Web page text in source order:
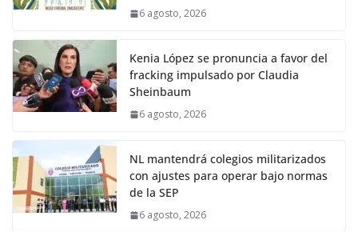
6 agosto, 2026
Kenia López se pronuncia a favor del
fracking impulsado por Claudia
Sheinbaum
6 agosto, 2026
NL mantendrá colegios militarizados
con ajustes para operar bajo normas
de la SEP
6 agosto, 2026